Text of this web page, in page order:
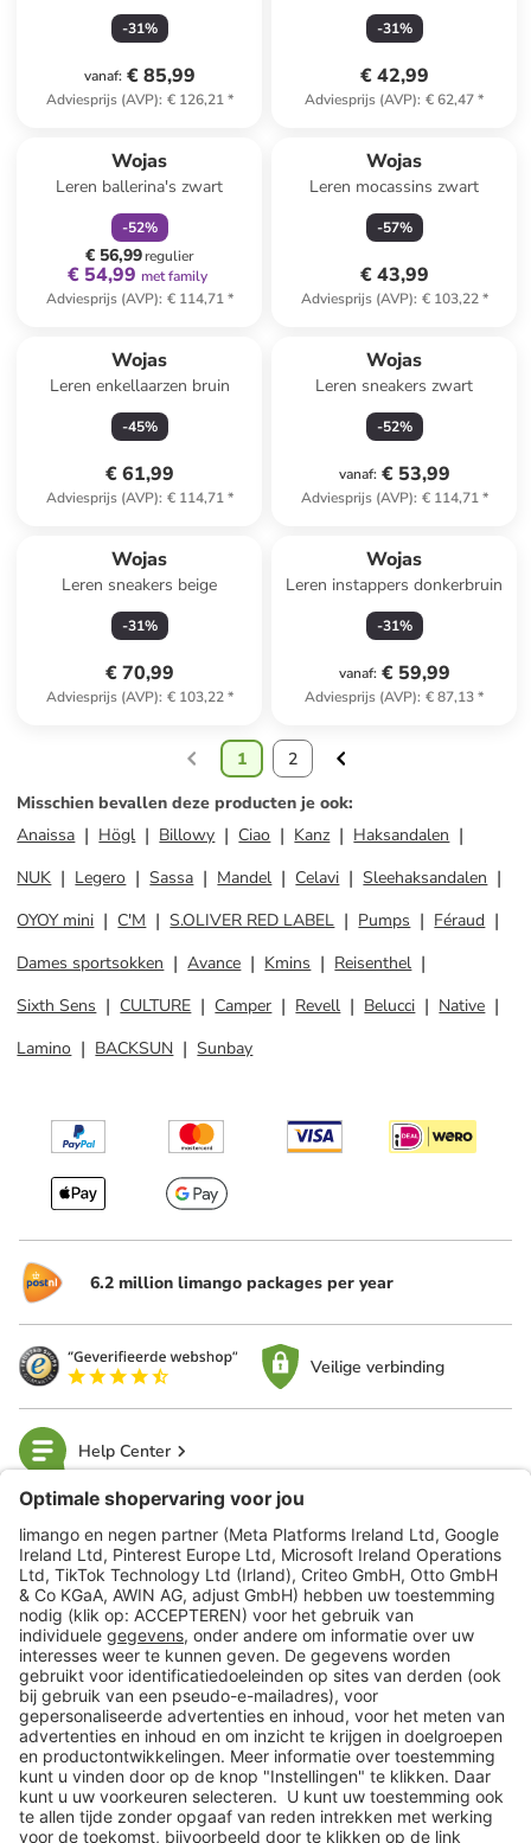
-31%
vanaf: € 85,99
Adviesprijs (AVP): € 126,21*
-31%
€ 42,99
Adviesprijs (AVP): € 62,47*
Wojas
Leren ballerina's zwart
-52%
€ 56,99regulier
€ 54,99 met family
Adviesprijs (AVP): € 114,71*
Wojas
Leren mocassins zwart
-57%
€ 43,99
Adviesprijs (AVP): € 103,22*
Wojas
Leren enkellaarzen bruin
-45%
€ 61,99
Adviesprijs (AVP): € 114,71*
Wojas
Leren sneakers zwart
-52%
vanaf: € 53,99
Adviesprijs (AVP): € 114,71*
Wojas
Leren sneakers beige
-31%
€ 70,99
Adviesprijs (AVP): € 103,22*
Wojas
Leren instappers donkerbruin
-31%
vanaf: € 59,99
Adviesprijs (AVP): € 87,13*
1
2
Misschien bevallen deze producten je ook:
Anaissa
Högl Billowy Ciao Kanz
Haksandalen
NUK
Legero Sassa Mandel Celavi
Sleehaksandalen
OYOY mini
C'M S.OLIVER RED LABEL Pumps
Féraud
Dames sportsokken
Avance Kmins
Reisenthel
Sixth Sens
CULTURE Camper Revell Belucci
Native
Lamino
BACKSUN Sunbay
6.2 million limango packages per year
Veilige verbinding
Help Center
limango
Veilig winkelen
Klantenservice
Shop
Acties